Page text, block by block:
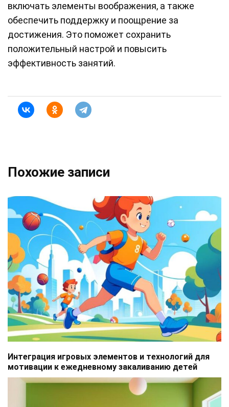
включать элементы воображения, а также
обеспечить поддержку и поощрение за
достижения. Это поможет сохранить
положительный настрой и повысить
эффективность занятий.
Похожие записи
Интеграция игровых элементов и технологий для
мотивации к ежедневному закаливанию детей